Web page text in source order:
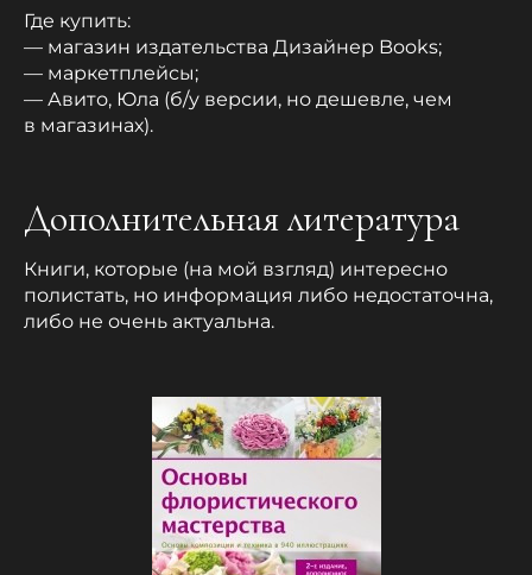
Где купить:
— магазин издательства Дизайнер Books;
— маркетплейсы;
— Авито, Юла (б/у версии, но дешевле, чем
в магазинах).
Дополнительная литература
Книги, которые (на мой взгляд) интересно
полистать, но информация либо недостаточна,
либо не очень актуальна.